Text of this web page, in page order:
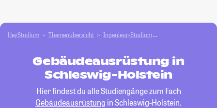
HeyStudium Themenübersicht Ingenieur-Studium
Gebäudeausrüstung in
Schleswig-Holstein
Hier findest du alle Studiengänge zum Fach
Gebäudeausrüstung in Schleswig-Holstein.